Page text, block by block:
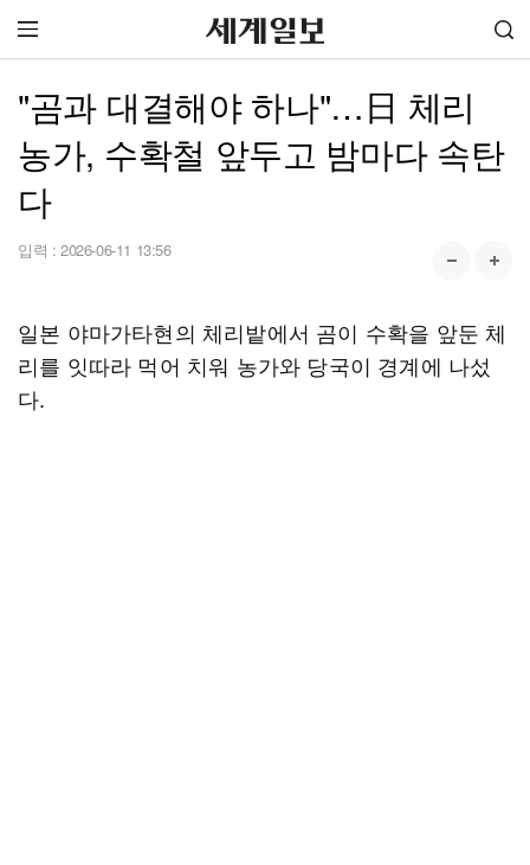
"곰과 대결해야 하나"…日 체리
농가, 수확철 앞두고 밤마다 속탄
다
입력 : 2026-06-11 13:56
일본 야마가타현의 체리밭에서 곰이 수확을 앞둔 체
리를 잇따라 먹어 치워 농가와 당국이 경계에 나섰
다.